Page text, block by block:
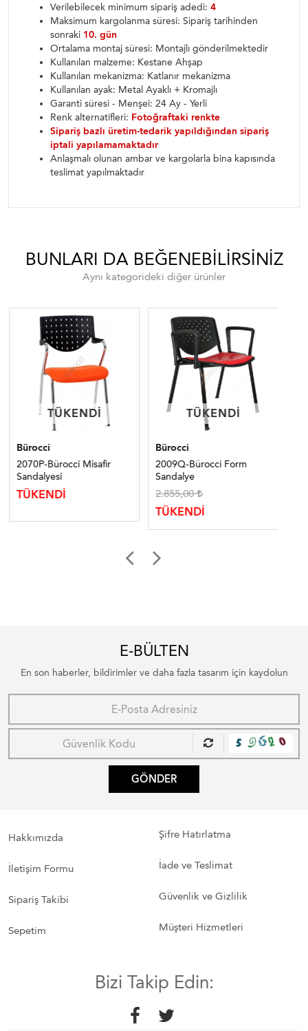
Verilebilecek minimum sipariş adedi: 4
Maksimum kargolanma süresi: Sipariş tarihinden
sonraki 10. gün
Ortalama montaj süresi: Montajlı gönderilmektedir
Kullanılan malzeme: Kestane Ahşap
Kullanılan mekanizma: Katlanır mekanizma
Kullanılan ayak: Metal Ayaklı + Kromajlı
Garanti süresi - Menşei: 24 Ay - Yerli
Renk alternatifleri: Fotoğraftaki renkte
Sipariş bazlı üretim-tedarik yapıldığından sipariş
iptali yapılamamaktadır
Anlaşmalı olunan ambar ve kargolarla bina kapısında
teslimat yapılmaktadır
BUNLARI DA BEĞENEBILIRSINIZ
Aynı kategorideki diğer ürünler
TÜKENDI
TÜKENDI
Bürocci
2070P-Bürocci Misafir
Sandalyesi
TÜKENDİ
TÜKENDI
TÜKENDI
Bürocci
2009Q-Bürocci Form
Sandalye
2.855,00
TÜKENDİ
E-BÜLTEN
En son haberler, bildirimler ve daha fazla tasarım için kaydolun
GÖNDER
Hakkımızda
İletişim Formu
Sipariş Takibi
Sepetim
Şifre Hatırlatma
İade ve Teslimat
Güvenlik ve Gizlilik
Müşteri Hizmetleri
Bizi Takip Edin: